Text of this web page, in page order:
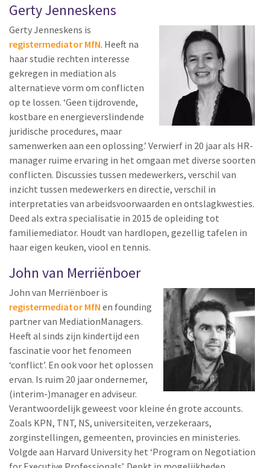
Gerty Jenneskens
Gerty Jenneskens is
registermediator MfN. Heeft na
haar studie rechten interesse
gekregen in mediation als
alternatieve vorm om conflicten
op te lossen. ‘Geen tijdrovende,
kostbare en energieverslindende
juridische procedures, maar
samenwerken aan een oplossing.’ Verwierf in 20 jaar als HR-
manager ruime ervaring in het omgaan met diverse soorten
conflicten. Discussies tussen medewerkers, verschil van
inzicht tussen medewerkers en directie, verschil in
interpretaties van arbeidsvoorwaarden en ontslagkwesties.
Deed als extra specialisatie in 2015 de opleiding tot
familiemediator. Houdt van hardlopen, gezellig tafelen in
haar eigen keuken, viool en tennis.
John van Merriënboer
John van Merriënboer is
registermediator MfN en founding
partner van MediationManagers.
Heeft al sinds zijn kindertijd een
fascinatie voor het fenomeen
‘conflict’. En ook voor het oplossen
ervan. Is ruim 20 jaar ondernemer,
(interim-)manager en adviseur.
Verantwoordelijk geweest voor kleine én grote accounts.
Zoals KPN, TNT, NS, universiteiten, verzekeraars,
zorginstellingen, gemeenten, provincies en ministeries.
Volgde aan Harvard University het ‘Program on Negotiation